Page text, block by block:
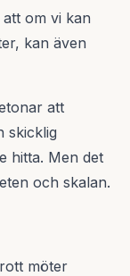
om vi kan
kan även
att
skicklig
hitta. Men det
och skalan.
möter